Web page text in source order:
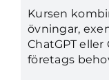
Kursen
övningar,
ChatGPT
företags